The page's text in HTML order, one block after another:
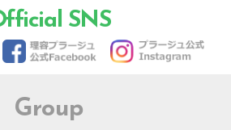
SNS
Group